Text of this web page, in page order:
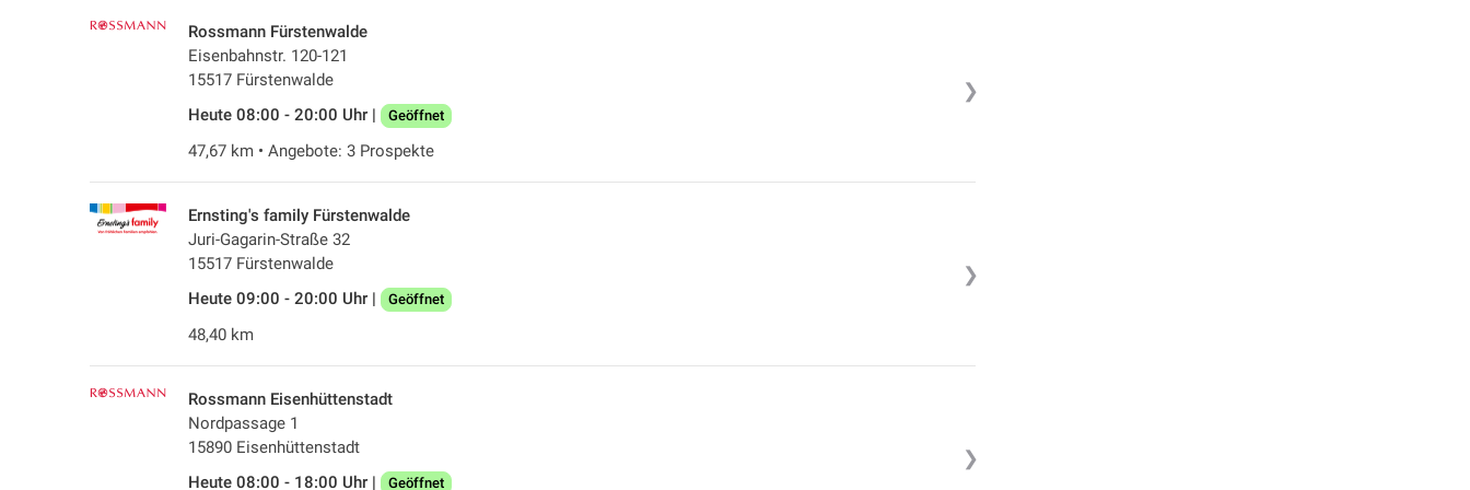
❯
Rossmann Fürstenwalde
Eisenbahnstr. 120-121
15517 Fürstenwalde
Heute 08:00 - 20:00 Uhr |
Geöffnet
47,67 km • Angebote: 3 Prospekte
❯
Ernsting's family Fürstenwalde
Juri-Gagarin-Straße 32
15517 Fürstenwalde
Heute 09:00 - 20:00 Uhr |
Geöffnet
48,40 km
❯
Rossmann Eisenhüttenstadt
Nordpassage 1
15890 Eisenhüttenstadt
Heute 08:00 - 18:00 Uhr |
Geöffnet